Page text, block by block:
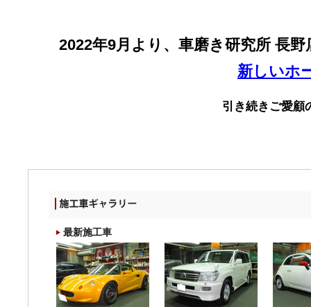
2022年9月より、車磨き研究所 長
新しいホ
引き続きご愛顧
最新施工車